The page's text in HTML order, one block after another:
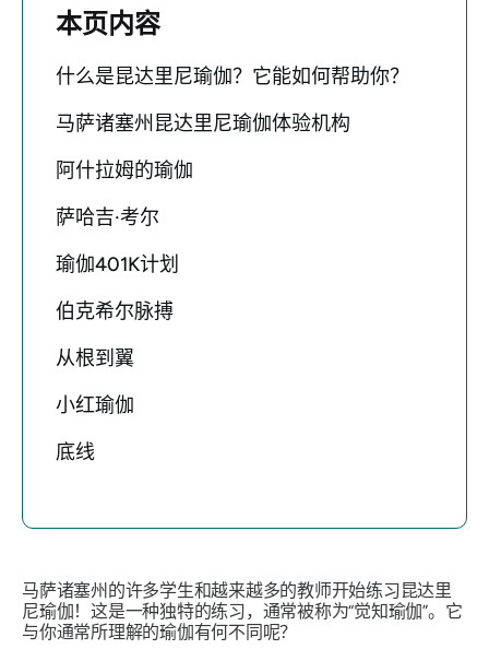
本页内容
什么是昆达里尼瑜伽？它能如何帮助你？
马萨诸塞州昆达里尼瑜伽体验机构
阿什拉姆的瑜伽
萨哈吉·考尔
瑜伽401K计划
伯克希尔脉搏
从根到翼
小红瑜伽
底线
马萨诸塞州的许多学生和越来越多的教师开始练习昆达里
尼瑜伽！这是一种独特的练习，通常被称为“觉知瑜伽”。它
与你通常所理解的瑜伽有何不同呢？